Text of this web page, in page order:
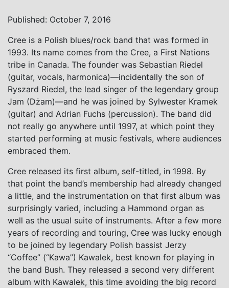
Published: October 7, 2016
Cree is a Polish blues/rock band that was formed in
1993. Its name comes from the Cree, a First Nations
tribe in Canada. The founder was Sebastian Riedel
(guitar, vocals, harmonica)—incidentally the son of
Ryszard Riedel, the lead singer of the legendary group
Jam (Dżam)—and he was joined by Sylwester Kramek
(guitar) and Adrian Fuchs (percussion). The band did
not really go anywhere until 1997, at which point they
started performing at music festivals, where audiences
embraced them.
Cree released its first album, self-titled, in 1998. By
that point the band’s membership had already changed
a little, and the instrumentation on that first album was
surprisingly varied, including a Hammond organ as
well as the usual suite of instruments. After a few more
years of recording and touring, Cree was lucky enough
to be joined by legendary Polish bassist Jerzy
“Coffee” (“Kawa”) Kawalek, best known for playing in
the band Bush. They released a second very different
album with Kawalek, this time avoiding the big record